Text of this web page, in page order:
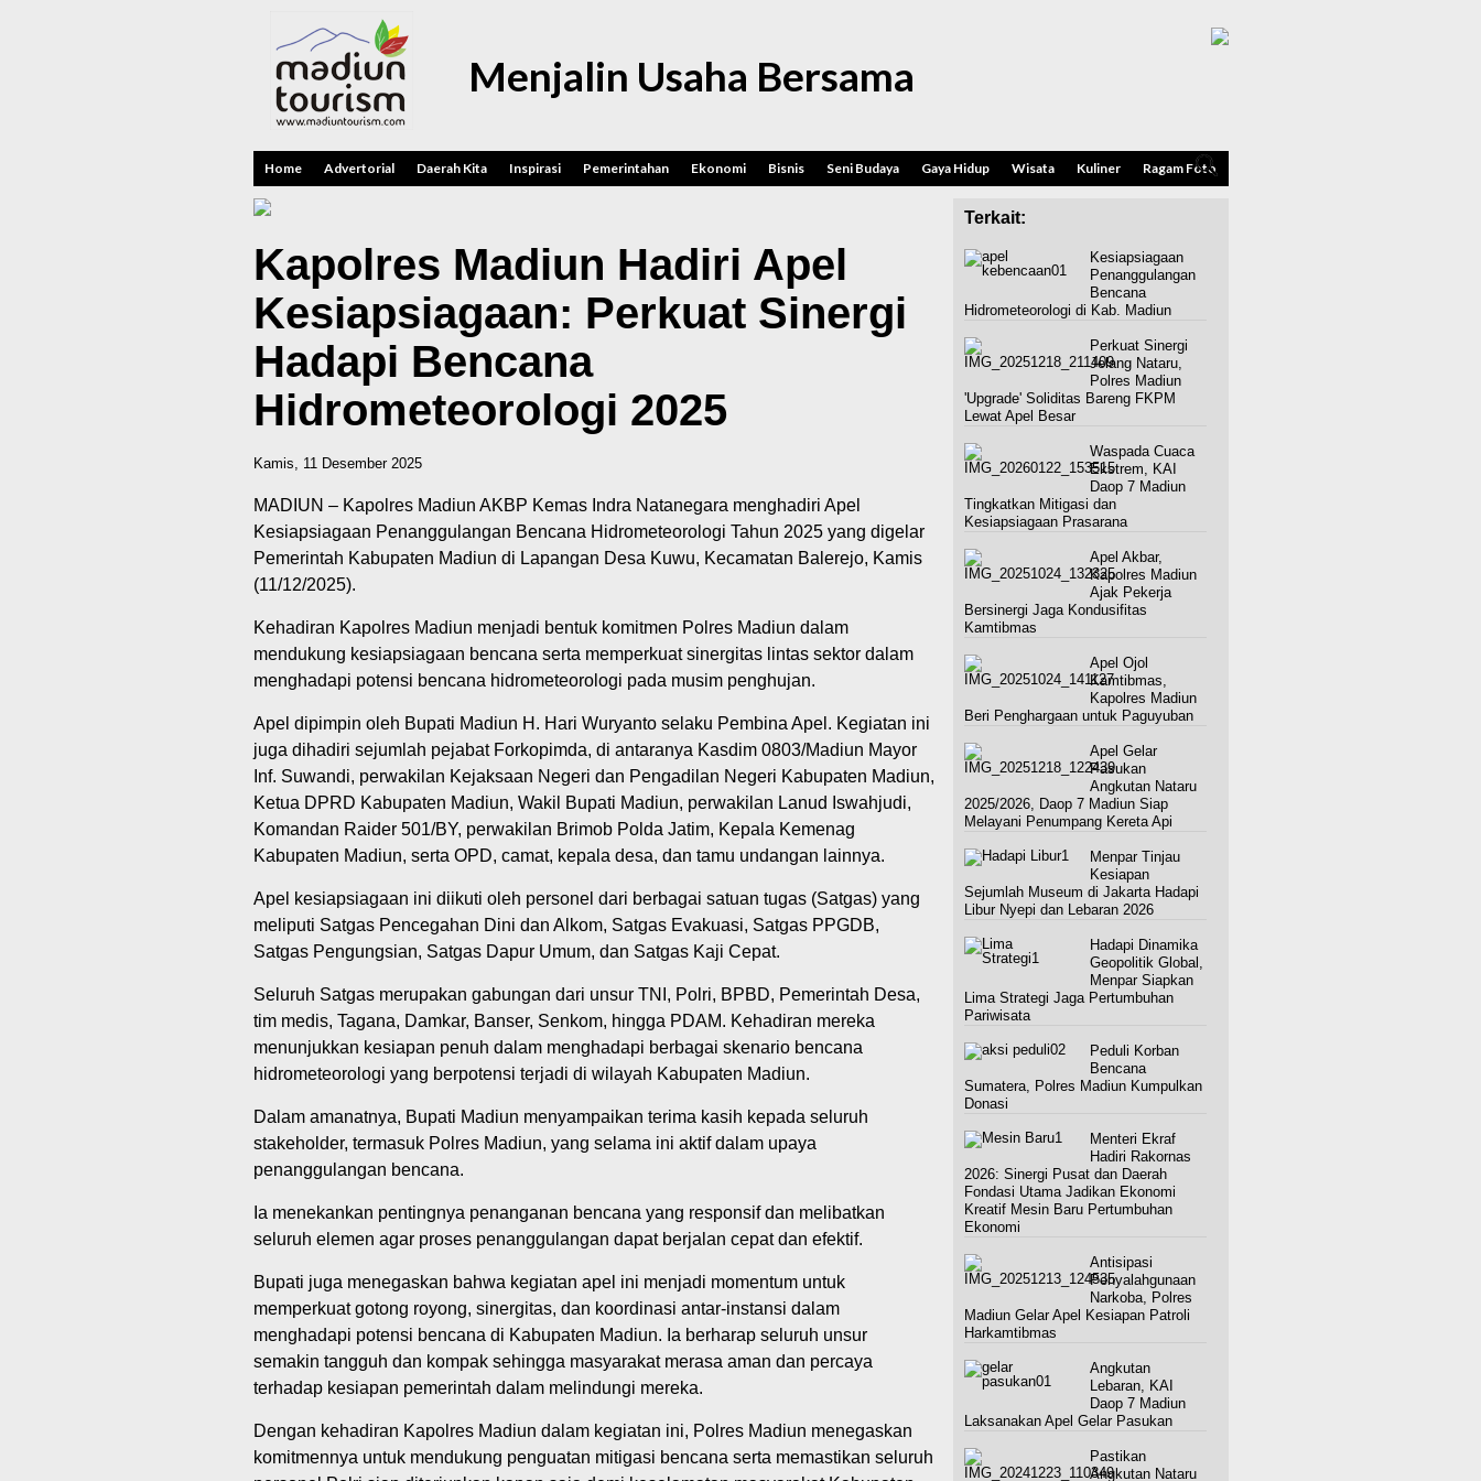
Menjalin Usaha Bersama
Home Advertorial Daerah Kita Inspirasi Pemerintahan Ekonomi Bisnis Seni Budaya Gaya Hidup Wisata Kuliner Ragam Foto
Kapolres Madiun Hadiri Apel
Kesiapsiagaan: Perkuat Sinergi
Hadapi Bencana
Hidrometeorologi 2025
Kamis, 11 Desember 2025
MADIUN – Kapolres Madiun AKBP Kemas Indra Natanegara menghadiri Apel
Kesiapsiagaan Penanggulangan Bencana Hidrometeorologi Tahun 2025 yang digelar
Pemerintah Kabupaten Madiun di Lapangan Desa Kuwu, Kecamatan Balerejo, Kamis
(11/12/2025).
Kehadiran Kapolres Madiun menjadi bentuk komitmen Polres Madiun dalam
mendukung kesiapsiagaan bencana serta memperkuat sinergitas lintas sektor dalam
menghadapi potensi bencana hidrometeorologi pada musim penghujan.
Apel dipimpin oleh Bupati Madiun H. Hari Wuryanto selaku Pembina Apel. Kegiatan ini
juga dihadiri sejumlah pejabat Forkopimda, di antaranya Kasdim 0803/Madiun Mayor
Inf. Suwandi, perwakilan Kejaksaan Negeri dan Pengadilan Negeri Kabupaten Madiun,
Ketua DPRD Kabupaten Madiun, Wakil Bupati Madiun, perwakilan Lanud Iswahjudi,
Komandan Raider 501/BY, perwakilan Brimob Polda Jatim, Kepala Kemenag
Kabupaten Madiun, serta OPD, camat, kepala desa, dan tamu undangan lainnya.
Apel kesiapsiagaan ini diikuti oleh personel dari berbagai satuan tugas (Satgas) yang
meliputi Satgas Pencegahan Dini dan Alkom, Satgas Evakuasi, Satgas PPGDB,
Satgas Pengungsian, Satgas Dapur Umum, dan Satgas Kaji Cepat.
Seluruh Satgas merupakan gabungan dari unsur TNI, Polri, BPBD, Pemerintah Desa,
tim medis, Tagana, Damkar, Banser, Senkom, hingga PDAM. Kehadiran mereka
menunjukkan kesiapan penuh dalam menghadapi berbagai skenario bencana
hidrometeorologi yang berpotensi terjadi di wilayah Kabupaten Madiun.
Dalam amanatnya, Bupati Madiun menyampaikan terima kasih kepada seluruh
stakeholder, termasuk Polres Madiun, yang selama ini aktif dalam upaya
penanggulangan bencana.
Ia menekankan pentingnya penanganan bencana yang responsif dan melibatkan
seluruh elemen agar proses penanggulangan dapat berjalan cepat dan efektif.
Bupati juga menegaskan bahwa kegiatan apel ini menjadi momentum untuk
memperkuat gotong royong, sinergitas, dan koordinasi antar-instansi dalam
menghadapi potensi bencana di Kabupaten Madiun. Ia berharap seluruh unsur
semakin tangguh dan kompak sehingga masyarakat merasa aman dan percaya
terhadap kesiapan pemerintah dalam melindungi mereka.
Dengan kehadiran Kapolres Madiun dalam kegiatan ini, Polres Madiun menegaskan
komitmennya untuk mendukung penguatan mitigasi bencana serta memastikan seluruh
Terkait:
Kesiapsiagaan
Penanggulangan
Bencana
Hidrometeorologi di Kab. Madiun
Perkuat Sinergi
Jelang Nataru,
Polres Madiun
'Upgrade' Soliditas Bareng FKPM
Lewat Apel Besar
Waspada Cuaca
Ekstrem, KAI
Daop 7 Madiun
Tingkatkan Mitigasi dan
Kesiapsiagaan Prasarana
Apel Akbar,
Kapolres Madiun
Ajak Pekerja
Bersinergi Jaga Kondusifitas
Kamtibmas
Apel Ojol
Kamtibmas,
Kapolres Madiun
Beri Penghargaan untuk Paguyuban
Apel Gelar
Pasukan
Angkutan Nataru
2025/2026, Daop 7 Madiun Siap
Melayani Penumpang Kereta Api
Menpar Tinjau
Kesiapan
Sejumlah Museum di Jakarta Hadapi
Libur Nyepi dan Lebaran 2026
Hadapi Dinamika
Geopolitik Global,
Menpar Siapkan
Lima Strategi Jaga Pertumbuhan
Pariwisata
Peduli Korban
Bencana
Sumatera, Polres Madiun Kumpulkan
Donasi
Menteri Ekraf
Hadiri Rakornas
2026: Sinergi Pusat dan Daerah
Fondasi Utama Jadikan Ekonomi
Kreatif Mesin Baru Pertumbuhan
Ekonomi
Antisipasi
Penyalahgunaan
Narkoba, Polres
Madiun Gelar Apel Kesiapan Patroli
Harkamtibmas
Angkutan
Lebaran, KAI
Daop 7 Madiun
Laksanakan Apel Gelar Pasukan
Pastikan
Angkutan Nataru